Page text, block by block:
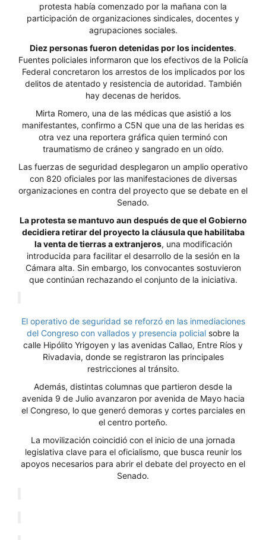
protesta había comenzado por la mañana con la
participación de organizaciones sindicales, docentes y
agrupaciones sociales.
Diez personas fueron detenidas por los incidentes.
Fuentes policiales informaron que los efectivos de la Policía
Federal concretaron los arrestos de los implicados por los
delitos de atentado y resistencia de autoridad. También
hay decenas de heridos.
Mirta Romero, una de las médicas que asistió a los
manifestantes, confirmo a C5N que una de las heridas es
otra vez una reportera gráfica quien terminó con
traumatismo de cráneo y sangrado en un oído.
Las fuerzas de seguridad desplegaron un amplio operativo
con 820 oficiales por las manifestaciones de diversas
organizaciones en contra del proyecto que se debate en el
Senado.
La protesta se mantuvo aun después de que el Gobierno
decidiera retirar del proyecto la cláusula que habilitaba
la venta de tierras a extranjeros, una modificación
introducida para facilitar el desarrollo de la sesión en la
Cámara alta. Sin embargo, los convocantes sostuvieron
que continúan rechazando el conjunto de la iniciativa.
El operativo de seguridad se reforzó en las inmediaciones
del Congreso con vallados y presencia policial sobre la
calle Hipólito Yrigoyen y las avenidas Callao, Entre Ríos y
Rivadavia, donde se registraron las principales
restricciones al tránsito.
Además, distintas columnas que partieron desde la
avenida 9 de Julio avanzaron por avenida de Mayo hacia
el Congreso, lo que generó demoras y cortes parciales en
el centro porteño.
La movilización coincidió con el inicio de una jornada
legislativa clave para el oficialismo, que busca reunir los
apoyos necesarios para abrir el debate del proyecto en el
Senado.